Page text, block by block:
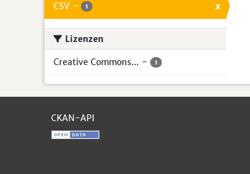
CSV - 1 x
Lizenzen
Creative Commons... - 1
CKAN-API